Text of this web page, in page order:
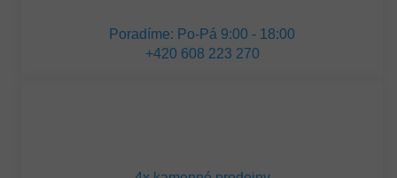
Poradíme: Po-Pá 9:00 - 18:00
+420 608 223 270